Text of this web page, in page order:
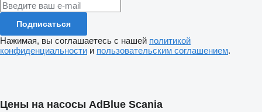
Подписаться
Нажимая, вы соглашаетесь с нашей политикой
конфиденциальности и пользовательским соглашением.
Цены на насосы AdBlue Scania